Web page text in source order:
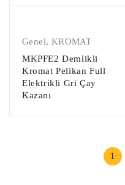
Genel, KROMAT
MKPFE2 Demlikli
Kromat Pelikan Full
Elektrikli Gri Çay
Kazanı
1